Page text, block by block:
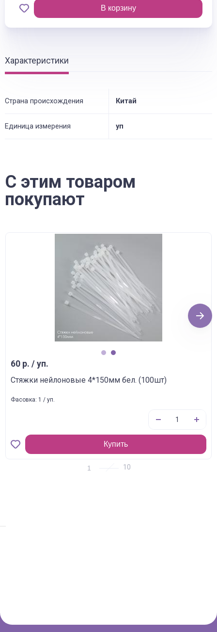
В корзину
Характеристики
Страна происхождения Китай
Единица измерения уп
С этим товаром
покупают
60 р. / уп.
Стяжки нейлоновые 4*150мм бел. (100шт)
Фасовка: 1 / уп.
Купить
Next
1